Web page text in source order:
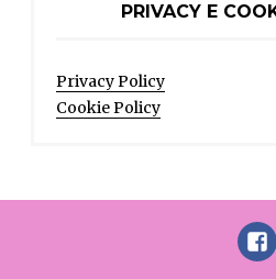
PRIVACY E
Privacy Policy
Cookie Policy